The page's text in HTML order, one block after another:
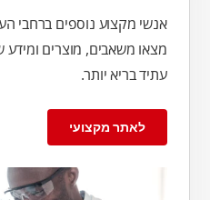
אנשי מקצוע נוספים ברחבי
מצאו משאבים, מוצרים ומידע
עתיד בריא יותר.
לאתר מקצועי